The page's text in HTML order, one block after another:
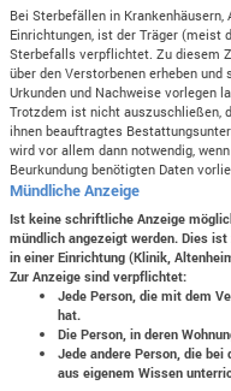
Bei Sterbefällen in
Einrichtungen, ist der Träger (meist
Sterbefalls verpflichtet. Zu diesem
über den Verstorbenen erheben
Urkunden und Nachweise vorlegen
Trotzdem ist nicht auszuschließen,
ihnen beauftragtes
wird vor allem dann notwendig,
Beurkundung benötigten Daten
Mündliche Anzeige
Ist keine schriftliche Anzeige
mündlich angezeigt werden. Dies
in einer Einrichtung (Klinik,
Zur Anzeige sind verpflichtet:
Jede Person, die mit dem
hat.
Die Person, in deren
Jede andere Person, die
aus eigenem Wissen